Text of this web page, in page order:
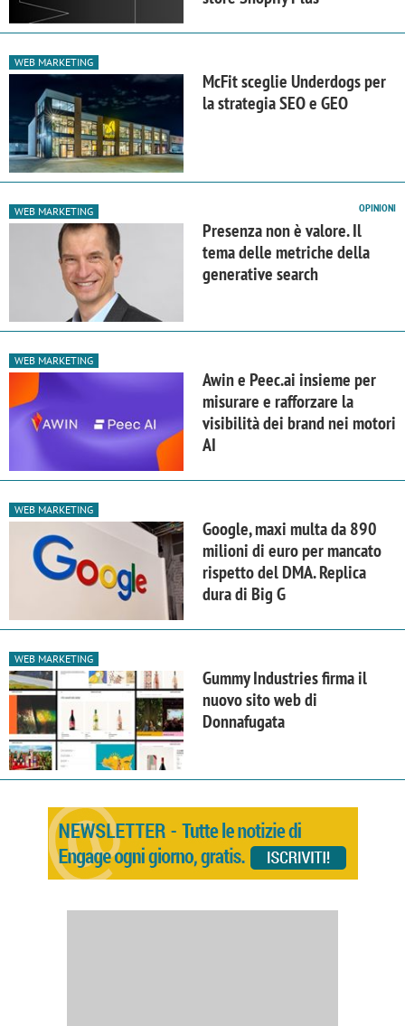
WEB MARKETING
McFit sceglie Underdogs per
la strategia SEO e GEO
WEB MARKETING OPINIONI
Presenza non è valore. Il
tema delle metriche della
generative search
WEB MARKETING
Awin e Peec.ai insieme per
misurare e rafforzare la
visibilità dei brand nei motori
AI
WEB MARKETING
Google, maxi multa da 890
milioni di euro per mancato
rispetto del DMA. Replica
dura di Big G
WEB MARKETING
Gummy Industries firma il
nuovo sito web di
Donnafugata